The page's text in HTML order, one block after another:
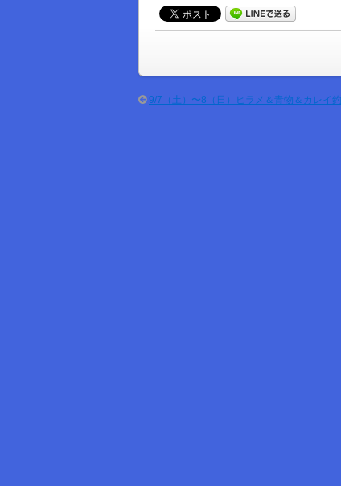
9/7（土）〜8（日）ヒラメ＆青物＆カレイ